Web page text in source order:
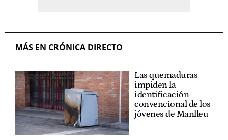
MÁS EN CRÓNICA DIRECTO
Las quemaduras
impiden la
identificación
convencional de los
jóvenes de Manlleu